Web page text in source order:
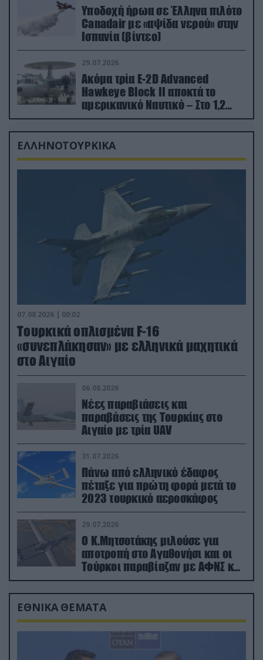
Υποδοχή ήρωα σε Έλληνα πιλότο
Canadair με «αψίδα νερού» στην
Ισπανία (βίντεο)
29.07.2026
Ακόμα τρία E-2D Advanced
Hawkeye Block II αποκτά το
αμερικανικό Ναυτικό – Στο 1,2
δισ.δολάρια το κόστος
ΕΛΛΗΝΟΤΟΥΡΚΙΚΑ
07.08.2026 | 00:02
Τουρκικά οπλισμένα F-16
«συνεπλάκησαν» με ελληνικά μαχητικά
στο Αιγαίο
06.08.2026
Νέες παραβιάσεις και
παραβάσεις της Τουρκίας στο
Αιγαίο με τρία UAV
31.07.2026
Πάνω από ελληνικό έδαφος
πέταξε για πρώτη φορά μετά το
2023 τουρκικό αεροσκάφος
29.07.2026
Ο Κ.Μητσοτάκης μιλούσε για
αποτροπή στο Αγαθονήσι και οι
Τούρκοι παραβίαζαν με ΑΦΝΣ και
drone
ΕΘΝΙΚΑ ΘΕΜΑΤΑ